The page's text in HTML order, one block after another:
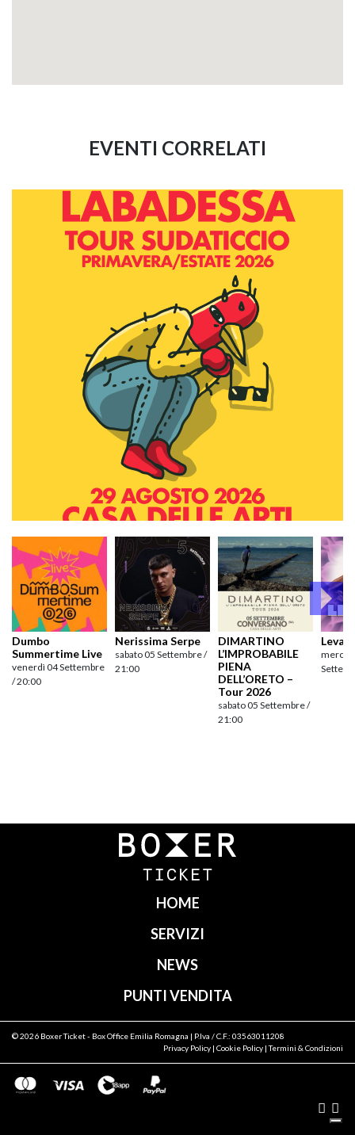
EVENTI CORRELATI
Dumbo
Summertime Live
venerdì 04 Settembre
/ 20:00
Nerissima Serpe
sabato 05 Settembre /
21:00
DIMARTINO
L’IMPROBABILE
PIENA
DELL’ORETO –
Tour 2026
sabato 05 Settembre /
21:00
Navigazione
HOME
SERVIZI
NEWS
PUNTI VENDITA
© 2026 Boxer Ticket- Box Office Emilia Romagna | P.Iva / C.F.: 03563011208
Privacy Policy | Cookie Policy |Termini & Condizioni